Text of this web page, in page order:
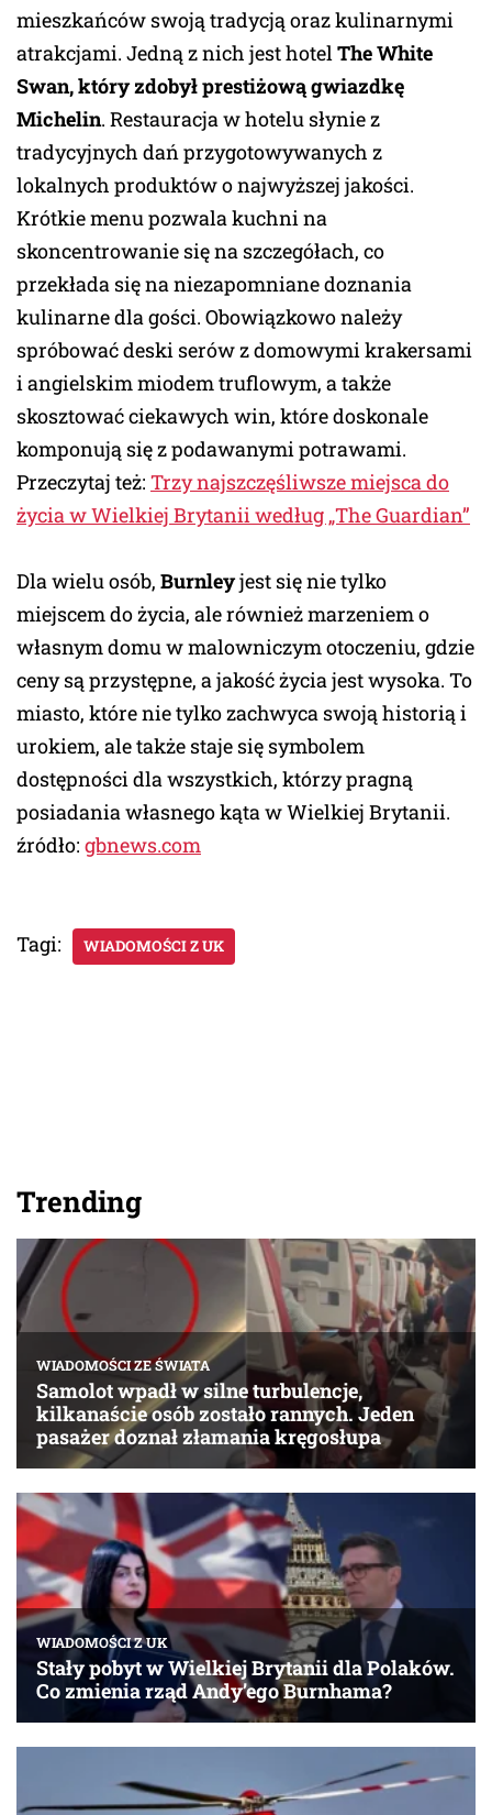
mieszkańców swoją tradycją oraz kulinarnymi
atrakcjami. Jedną z nich jest hotelThe White
Swan, który zdobył prestiżową gwiazdkę
Michelin. Restauracja w hotelu słynie z
tradycyjnych dań przygotowywanych z
lokalnych produktów o najwyższej jakości.
Krótkie menu pozwala kuchni na
skoncentrowanie się na szczegółach, co
przekłada się na niezapomniane doznania
kulinarne dla gości. Obowiązkowo należy
spróbować deski serów z domowymi krakersami
i angielskim miodem truflowym, a także
skosztować ciekawych win, które doskonale
komponują się z podawanymi potrawami.
Przeczytaj też: Trzy najszczęśliwsze miejsca do
życia w Wielkiej Brytanii według „The Guardian”
Dla wielu osób, Burnleyjest się nie tylko
miejscem do życia, ale również marzeniem o
własnym domu w malowniczym otoczeniu, gdzie
ceny są przystępne, a jakość życia jest wysoka. To
miasto, które nie tylko zachwyca swoją historią i
urokiem, ale także staje się symbolem
dostępności dla wszystkich, którzy pragną
posiadania własnego kąta w Wielkiej Brytanii.
źródło: gbnews.com
Tagi: WIADOMOŚCI Z UK
Trending